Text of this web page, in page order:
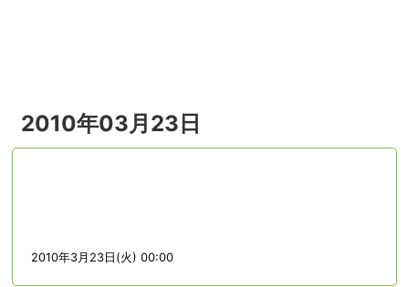
2010年03月23日
2010年3月23日(火) 00:00